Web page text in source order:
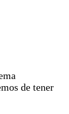
de tener